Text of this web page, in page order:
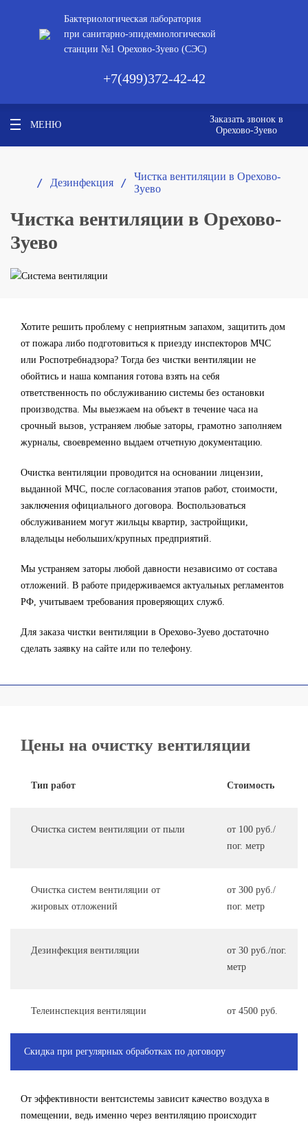
Бактериологическая лаборатория
при санитарно-эпидемиологической
станции №1 Орехово-Зуево (СЭС)
+7(499)372-42-42
МЕНЮ
Заказать звонок в
Орехово-Зуево
/ Дезинфекция / Чистка вентиляции в Орехово-
Зуево
Чистка вентиляции в Орехово-
Зуево
Хотите решить проблему с неприятным запахом, защитить дом
от пожара либо подготовиться к приезду инспекторов МЧС
или Роспотребнадзора? Тогда без чистки вентиляции не
обойтись и наша компания готова взять на себя
ответственность по обслуживанию системы без остановки
производства. Мы выезжаем на объект в течение часа на
срочный вызов, устраняем любые заторы, грамотно заполняем
журналы, своевременно выдаем отчетную документацию.
Очистка вентиляции проводится на основании лицензии,
выданной МЧС, после согласования этапов работ, стоимости,
заключения официального договора. Воспользоваться
обслуживанием могут жильцы квартир, застройщики,
владельцы небольших/крупных предприятий.
Мы устраняем заторы любой давности независимо от состава
отложений. В работе придерживаемся актуальных регламентов
РФ, учитываем требования проверяющих служб.
Для заказа чистки вентиляции в Орехово-Зуево достаточно
сделать заявку на сайте или по телефону.
Цены на очистку вентиляции
Тип работ Стоимость
Очистка систем вентиляции от пыли
от 100 руб./
пог. метр
Очистка систем вентиляции от
жировых отложений
от 300 руб./
пог. метр
Дезинфекция вентиляции
от 30 руб./пог.
метр
Телеинспекция вентиляции от 4500 руб.
Скидка при регулярных обработках по договору
От эффективности вентсистемы зависит качество воздуха в
помещении, ведь именно через вентиляцию происходит